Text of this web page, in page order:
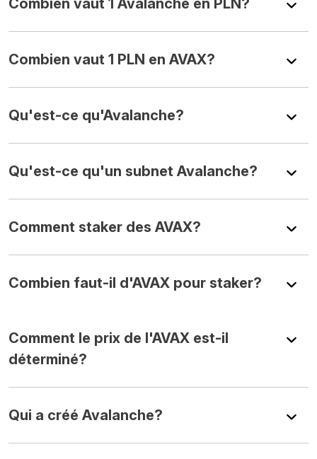
Combien vaut 1 PLN en AVAX?
Qu'est-ce qu'Avalanche?
Qu'est-ce qu'un subnet Avalanche?
Comment staker des AVAX?
Combien faut-il d'AVAX pour staker?
Comment le prix de l'AVAX est-il
déterminé?
Qui a créé Avalanche?